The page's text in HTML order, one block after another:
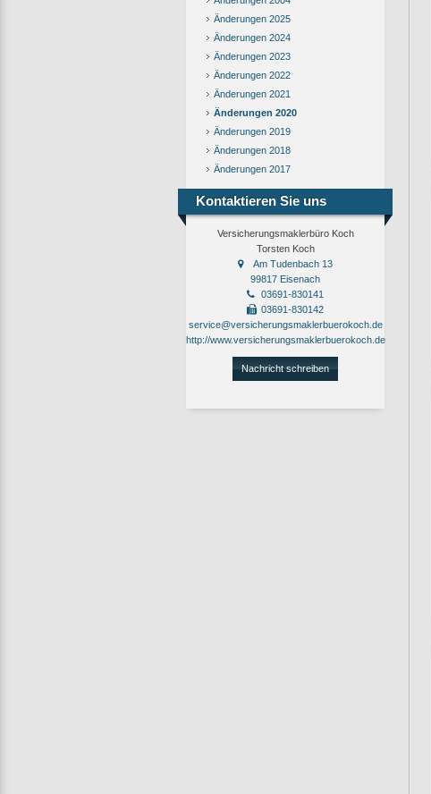
Änderungen 2025
Änderungen 2024
Änderungen 2023
Änderungen 2022
Änderungen 2021
Änderungen 2020
Änderungen 2019
Änderungen 2018
Änderungen 2017
Kontaktieren Sie uns
Versicherungsmaklerbüro Koch
Torsten Koch
Am Tudenbach 13
99817 Eisenach
03691-830141
03691-830142
service@versicherungsmaklerbuerokoch.de
http://www.versicherungsmaklerbuerokoch.de
Nachricht schreiben